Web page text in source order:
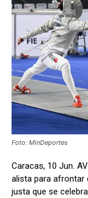
Foto: MinDeportes
Caracas, 10 Jun.
alista para afrontar
justa que se